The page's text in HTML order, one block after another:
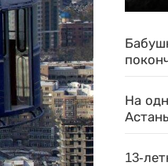
На
13-